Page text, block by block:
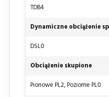
TDB4
Dynamiczne obciążenie
DSL0
Obciążenie skupione
Pionowe PL2, Poziome PL0